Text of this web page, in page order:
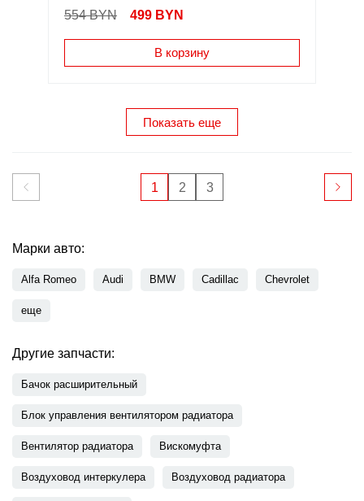
554 BYN 499 BYN
В корзину
Показать еще
1 2 3
Марки авто:
Alfa Romeo Audi BMW Cadillac Chevrolet
еще
Другие запчасти:
Бачок расширительный
Блок управления вентилятором радиатора
Вентилятор радиатора Вискомуфта
Воздуховод интеркулера Воздуховод радиатора